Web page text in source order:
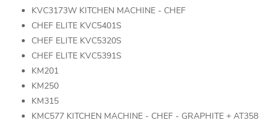
KVC3173W KITCHEN MACHINE - CHEF
CHEF ELITE KVC5401S
CHEF ELITE KVC5320S
CHEF ELITE KVC5391S
KM201
KM250
KM315
KMC577 KITCHEN MACHINE - CHEF - GRAPHITE + AT358